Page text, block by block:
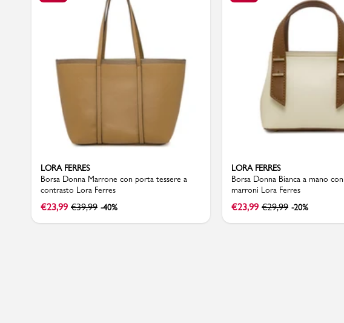
LORA FERRES
Borsa Donna Marrone con porta tessere a
contrasto Lora Ferres
€23,99 €39,99 -40%
LORA FERRES
Borsa Donna Bianca a mano
marroni Lora Ferres
€23,99 €29,99 -20%